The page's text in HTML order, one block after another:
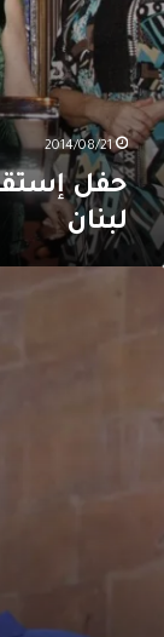
2014/08/21
حفل
لبنان